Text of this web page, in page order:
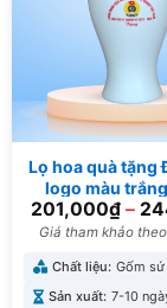
Lọ hoa quà tặng
logo màu
201,000₫–
Giá tham khảo
Chất liệu: Gốm sứ
Sản xuất: 7-10